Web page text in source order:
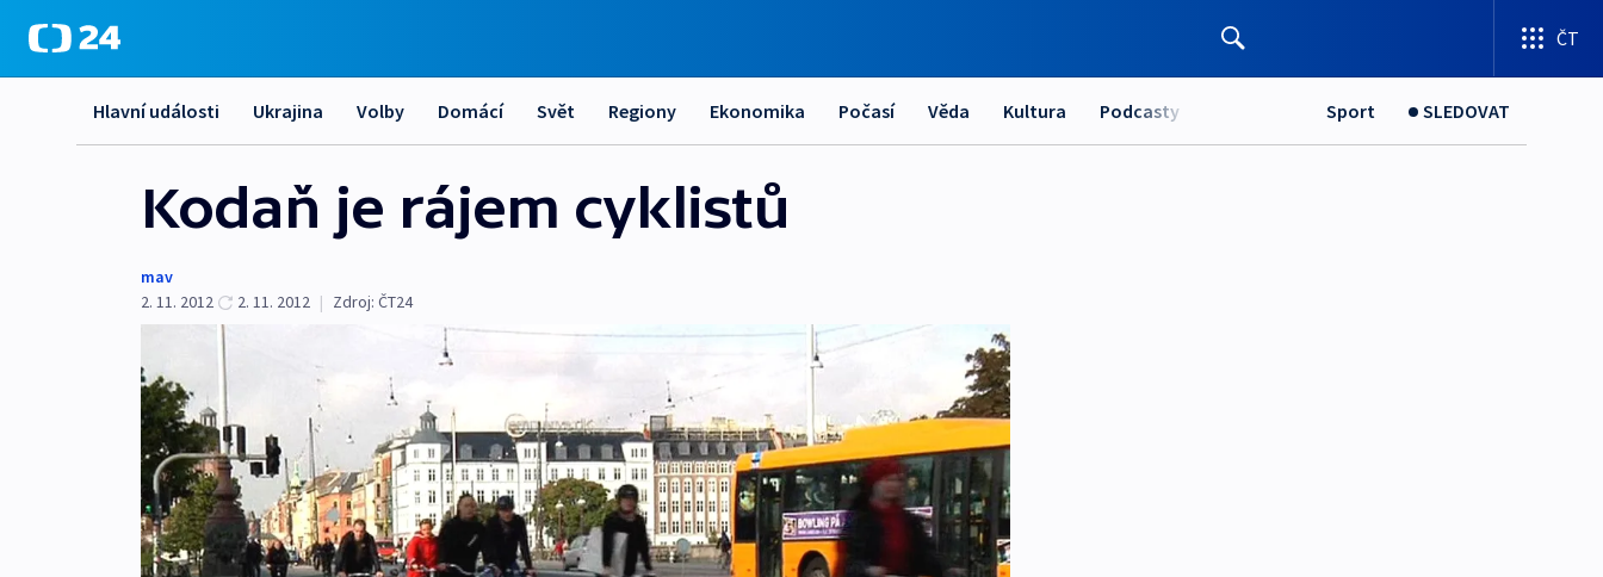
ČT
Hlavní události Ukrajina Volby Domácí Svět Regiony Ekonomika Počasí Věda Kultura Podcasty Sport SLEDOVAT
Kodaň je rájem cyklistů
mav
2. 11. 2012
2. 11. 2012 | Zdroj: ČT24